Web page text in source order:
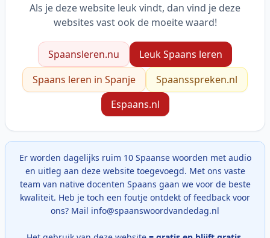
Als je deze website leuk vindt, dan vind je deze
websites vast ook de moeite waard!
Spaansleren.nu
Leuk Spaans leren
Spaans leren in Spanje
Spaansspreken.nl
Espaans.nl
Er worden dagelijks ruim 10 Spaanse woorden met audio
en uitleg aan deze website toegevoegd. Met ons vaste
team van native docenten Spaans gaan we voor de beste
kwaliteit. Heb je toch een foutje ontdekt of feedback voor
ons? Mail info@spaanswoordvandedag.nl